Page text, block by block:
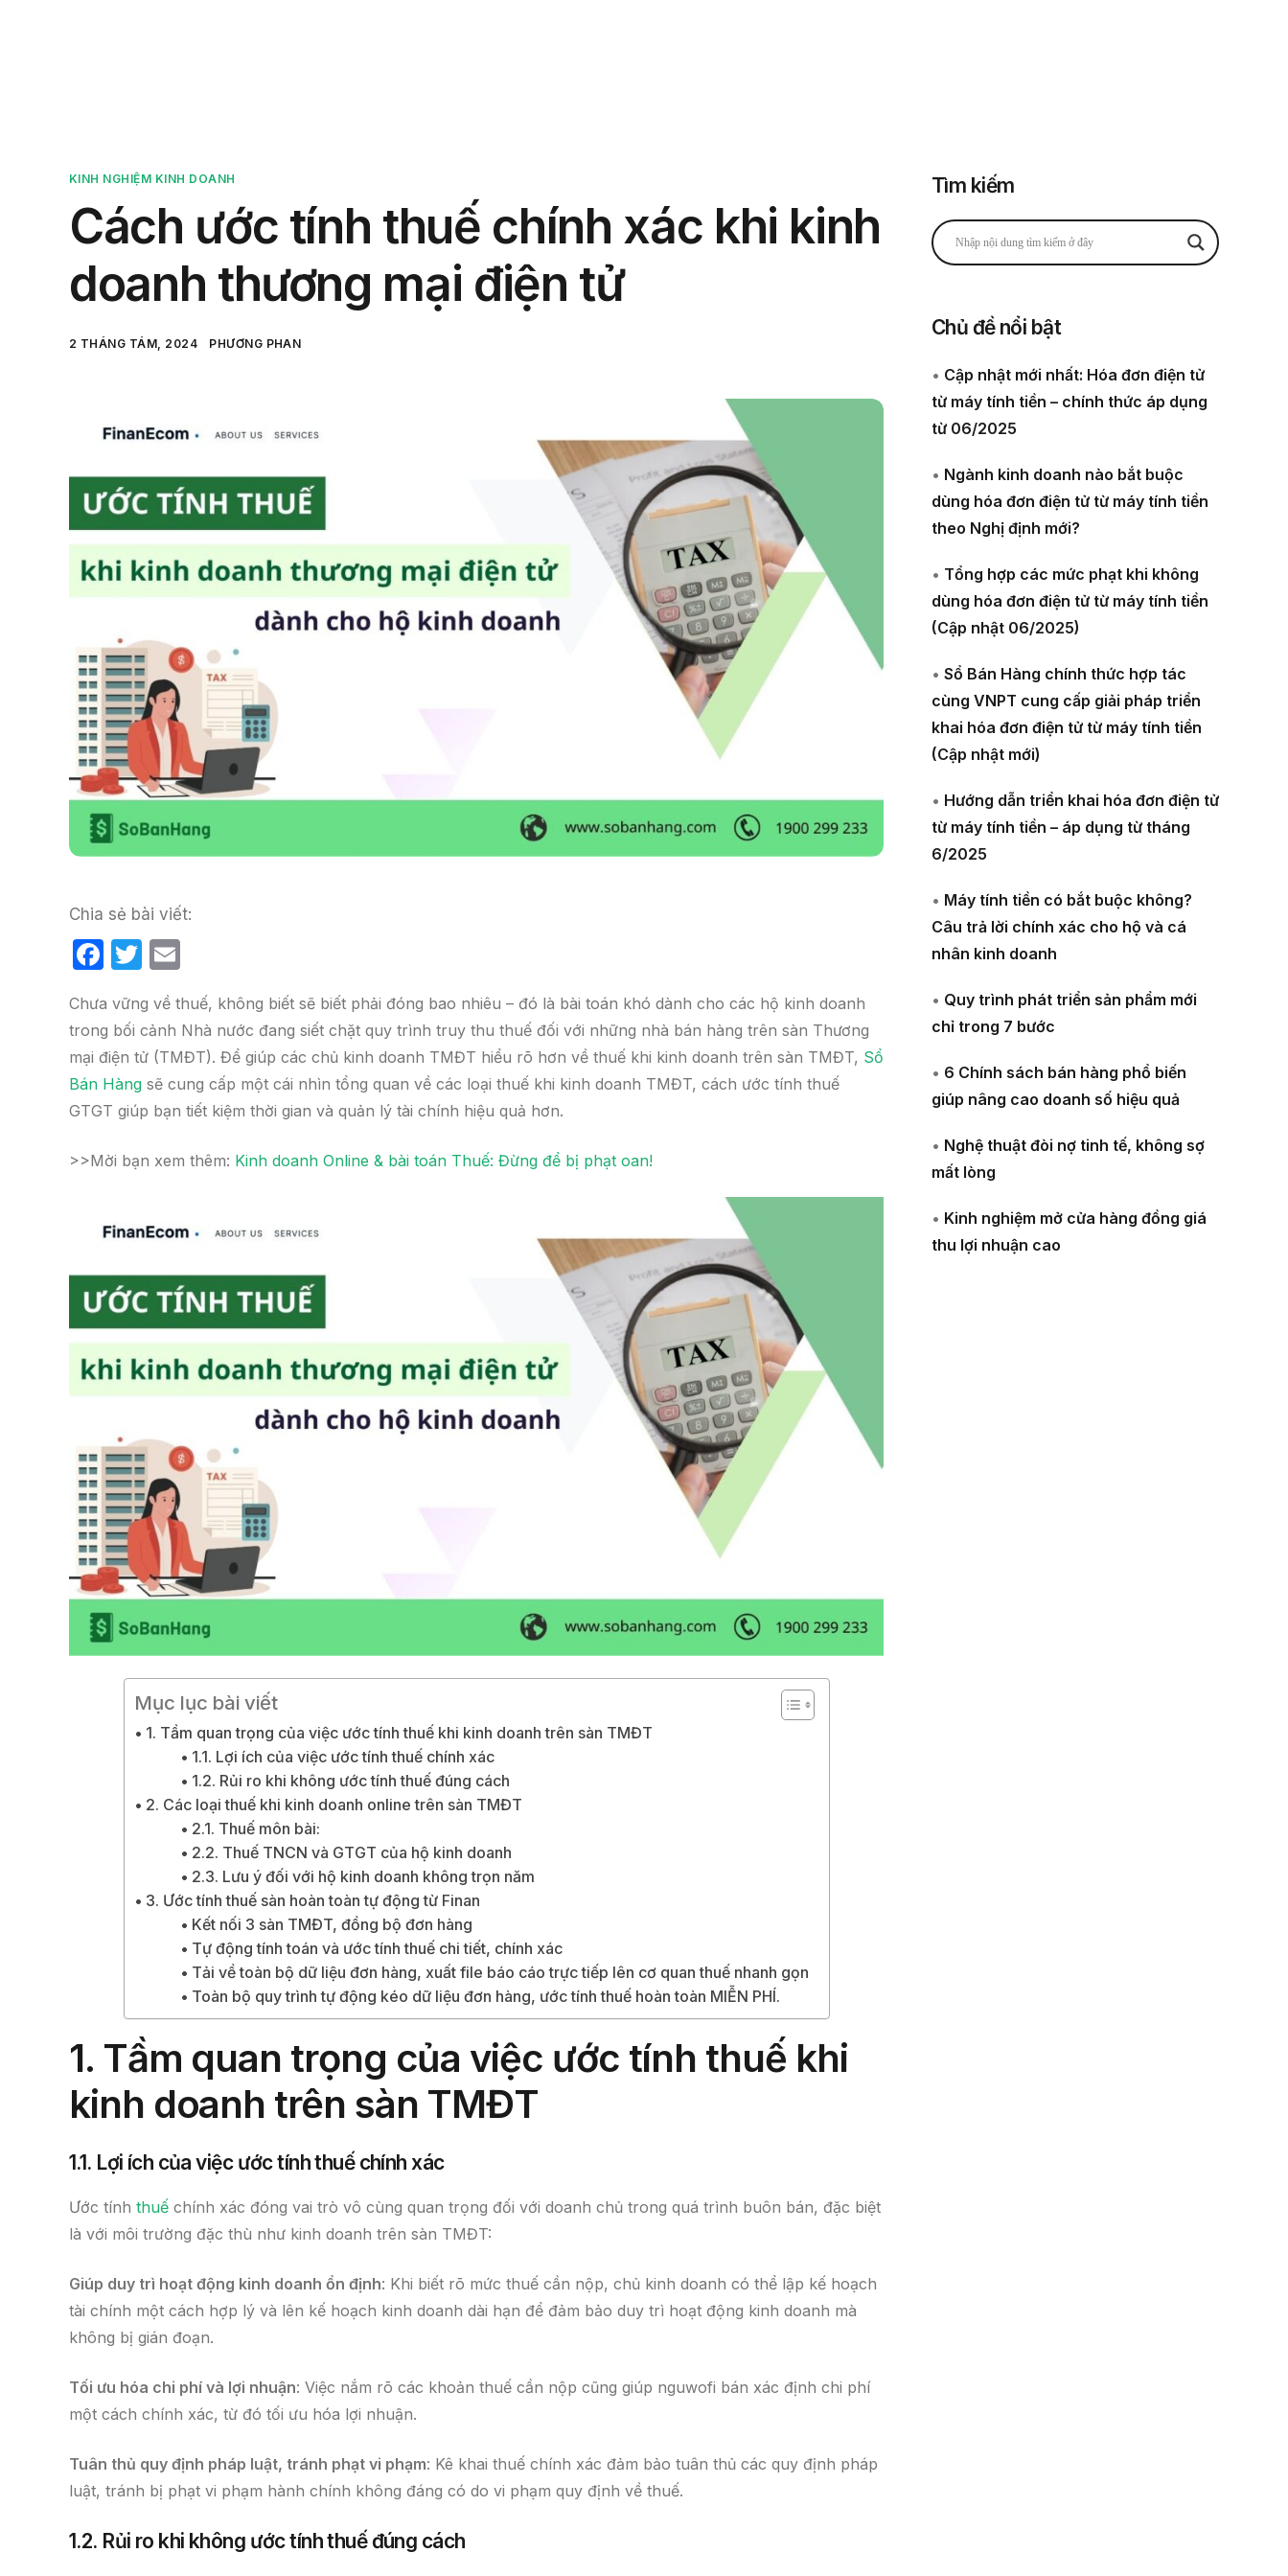
KINH NGHIỆM KINH DOANH
Cách ước tính thuế chính xác khi kinh
doanh thương mại điện tử
2 THÁNG TÁM, 2024 PHƯƠNG PHAN
Chia sẻ bài viết:
F
c
e
b
o
k
T
itt
er
m
ail
Chưa vững về thuế, không biết sẽ biết phải đóng bao nhiêu – đó là bài toán khó dành cho các hộ kinh doanh
trong bối cảnh Nhà nước đang siết chặt quy trình truy thu thuế đối với những nhà bán hàng trên sàn Thương
mại điện tử (TMĐT). Để giúp các chủ kinh doanh TMĐT hiểu rõ hơn về thuế khi kinh doanh trên sàn TMĐT, Sổ
Bán Hàng sẽ cung cấp một cái nhìn tổng quan về các loại thuế khi kinh doanh TMĐT, cách ước tính thuế
GTGT giúp bạn tiết kiệm thời gian và quản lý tài chính hiệu quả hơn.
>>Mời bạn xem thêm: Kinh doanh Online & bài toán Thuế: Đừng để bị phạt oan!
Mục lục bài viết
1. Tầm quan trọng của việc ước tính thuế khi kinh doanh trên sàn TMĐT
1.1. Lợi ích của việc ước tính thuế chính xác
1.2. Rủi ro khi không ước tính thuế đúng cách
2. Các loại thuế khi kinh doanh online trên sàn TMĐT
2.1. Thuế môn bài:
2.2. Thuế TNCN và GTGT của hộ kinh doanh
2.3. Lưu ý đối với hộ kinh doanh không trọn năm
3. Ước tính thuế sàn hoàn toàn tự động từ Finan
Kết nối 3 sàn TMĐT, đồng bộ đơn hàng
Tự động tính toán và ước tính thuế chi tiết, chính xác
Tải về toàn bộ dữ liệu đơn hàng, xuất file báo cáo trực tiếp lên cơ quan thuế nhanh gọn
Toàn bộ quy trình tự động kéo dữ liệu đơn hàng, ước tính thuế hoàn toàn MIỄN PHÍ.
1. Tầm quan trọng của việc ước tính thuế khi
kinh doanh trên sàn TMĐT
1.1. Lợi ích của việc ước tính thuế chính xác
Ước tính thuế chính xác đóng vai trò vô cùng quan trọng đối với doanh chủ trong quá trình buôn bán, đặc biệt
là với môi trường đặc thù như kinh doanh trên sàn TMĐT:
Giúp duy trì hoạt động kinh doanh ổn định: Khi biết rõ mức thuế cần nộp, chủ kinh doanh có thể lập kế hoạch
tài chính một cách hợp lý và lên kế hoạch kinh doanh dài hạn để đảm bảo duy trì hoạt động kinh doanh mà
không bị gián đoạn.
Tối ưu hóa chi phí và lợi nhuận: Việc nắm rõ các khoản thuế cần nộp cũng giúp nguwofi bán xác định chi phí
một cách chính xác, từ đó tối ưu hóa lợi nhuận.
Tuân thủ quy định pháp luật, tránh phạt vi phạm: Kê khai thuế chính xác đảm bảo tuân thủ các quy định pháp
luật, tránh bị phạt vi phạm hành chính không đáng có do vi phạm quy định về thuế.
1.2. Rủi ro khi không ước tính thuế đúng cách
Tìm kiếm
Chủ đề nổi bật
• Cập nhật mới nhất: Hóa đơn điện tử
từ máy tính tiền – chính thức áp dụng
từ 06/2025
• Ngành kinh doanh nào bắt buộc
dùng hóa đơn điện tử từ máy tính tiền
theo Nghị định mới?
• Tổng hợp các mức phạt khi không
dùng hóa đơn điện tử từ máy tính tiền
(Cập nhật 06/2025)
• Sổ Bán Hàng chính thức hợp tác
cùng VNPT cung cấp giải pháp triển
khai hóa đơn điện tử từ máy tính tiền
(Cập nhật mới)
• Hướng dẫn triển khai hóa đơn điện tử
từ máy tính tiền – áp dụng từ tháng
6/2025
• Máy tính tiền có bắt buộc không?
Câu trả lời chính xác cho hộ và cá
nhân kinh doanh
• Quy trình phát triển sản phẩm mới
chỉ trong 7 bước
• 6 Chính sách bán hàng phổ biến
giúp nâng cao doanh số hiệu quả
• Nghệ thuật đòi nợ tinh tế, không sợ
mất lòng
• Kinh nghiệm mở cửa hàng đồng giá
thu lợi nhuận cao